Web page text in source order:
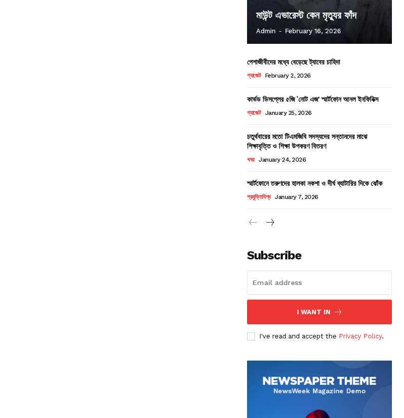
মাউন্ট এভারেস্ট কেন মৃত্যুর ফাঁদ
Admin - February 16, 2026
পেশাজীবীদের মধ্যে বেড়েছে ট্যাবের চাহিদা
গ্যাজেট February 2, 2026
কার্ভড ডিসপ্লের ৫জি ‘নোট এজ’ স্মার্টফোন আনল ইনফিনিক্স
গ্যাজেট January 25, 2026
চতুর্থবারের মতো টিএমজিবি সদস্যদের সন্তানদের মাঝে
শিক্ষাবৃত্তি ও শিক্ষা উপকরণ বিতরণ
খবর January 24, 2026
স্মার্টফোনে তরুণদের হালকা নকশা ও দীর্ঘ ব্যাটারির দিকে ঝোঁক
প্রযুক্তিবিশ্ব January 7, 2026
Subscribe
I WANT IN
I've read and accept the Privacy Policy.